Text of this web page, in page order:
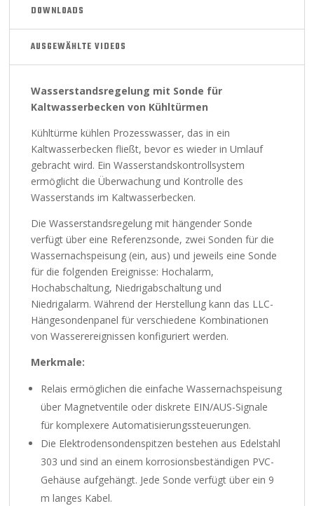
DOWNLOADS
AUSGEWÄHLTE VIDEOS
Wasserstandsregelung mit Sonde für
Kaltwasserbecken von Kühltürmen
Kühltürme kühlen Prozesswasser, das in ein
Kaltwasserbecken fließt, bevor es wieder in Umlauf
gebracht wird. Ein Wasserstandskontrollsystem
ermöglicht die Überwachung und Kontrolle des
Wasserstands im Kaltwasserbecken.
Die Wasserstandsregelung mit hängender Sonde
verfügt über eine Referenzsonde, zwei Sonden für die
Wassernachspeisung (ein, aus) und jeweils eine Sonde
für die folgenden Ereignisse: Hochalarm,
Hochabschaltung, Niedrigabschaltung und
Niedrigalarm. Während der Herstellung kann das LLC-
Hängesondenpanel für verschiedene Kombinationen
von Wasserereignissen konfiguriert werden.
Merkmale:
Relais ermöglichen die einfache Wassernachspeisung
über Magnetventile oder diskrete EIN/AUS-Signale
für komplexere Automatisierungssteuerungen.
Die Elektrodensondenspitzen bestehen aus Edelstahl
303 und sind an einem korrosionsbeständigen PVC-
Gehäuse aufgehängt. Jede Sonde verfügt über ein 9
m langes Kabel.